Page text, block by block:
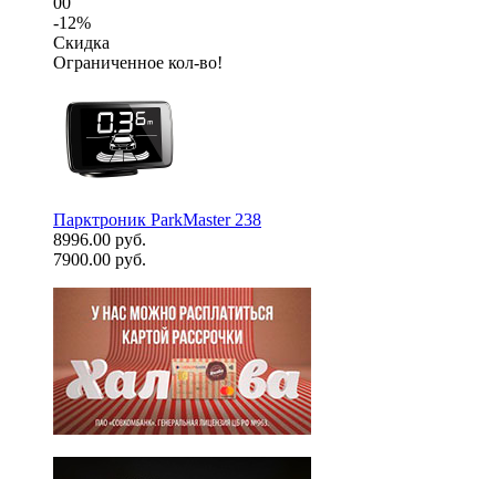
-12%
Скидка
Ограниченное кол-во!
Парктроник ParkMaster 238
8996.00 руб.
7900.00 руб.